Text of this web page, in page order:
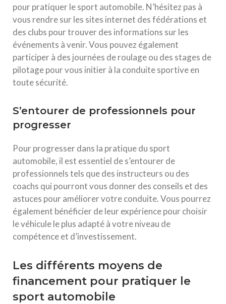
pour pratiquer le sport automobile. N’hésitez pas à
vous rendre sur les sites internet des fédérations et
des clubs pour trouver des informations sur les
événements à venir. Vous pouvez également
participer à des journées de roulage ou des stages de
pilotage pour vous initier à la conduite sportive en
toute sécurité.
S’entourer de professionnels pour
progresser
Pour progresser dans la pratique du sport
automobile, il est essentiel de s’entourer de
professionnels tels que des instructeurs ou des
coachs qui pourront vous donner des conseils et des
astuces pour améliorer votre conduite. Vous pourrez
également bénéficier de leur expérience pour choisir
le véhicule le plus adapté à votre niveau de
compétence et d’investissement.
Les différents moyens de
financement pour pratiquer le
sport automobile